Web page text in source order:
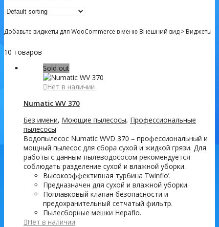
Добавьте виджеты для WooCommerce в меню Внешний вид > Виджеты
10 товаров
Sold out
Нет в наличии
Numatic WV 370
Без имени, Моющие пылесосы, Профессиональные
пылесосы
Водопылесос Numatic WVD 370 – профессиональный и
мощный пылесос для сбора сухой и жидкой грязи. Для
работы с данным пылеводососом рекомендуется
соблюдать разделение сухой и влажной уборки.
Высокоэффективная турбина Twinflo’.
Предназначен для сухой и влажной уборки.
Поплавковый клапан безопасности и
предохранительный сетчатый фильтр.
Пылесборные мешки Hepaflo.
Нет в наличии